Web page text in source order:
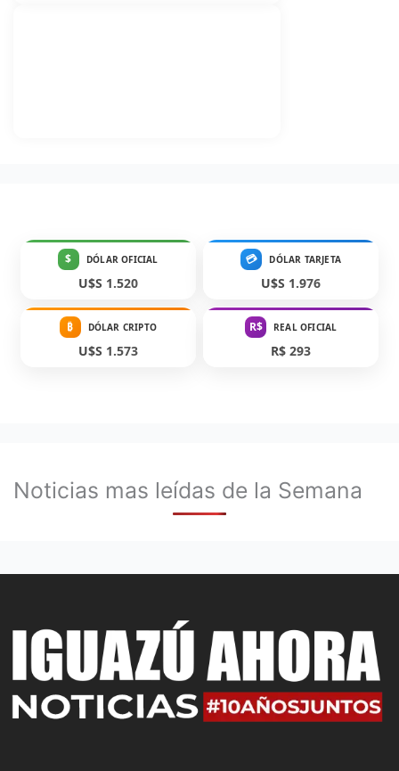
$ DÓLAR OFICIAL
U$S 1.520
💳 DÓLAR TARJETA
U$S 1.976
₿ DÓLAR CRIPTO
U$S 1.573
R$ REAL OFICIAL
R$ 293
Noticias mas leídas de la Semana